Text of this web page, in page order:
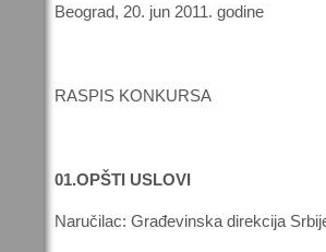
Beograd, 20. jun 2011. godine
RASPIS KONKURSA
01.OPŠTI USLOVI
Naručilac: Građevinska direkcija